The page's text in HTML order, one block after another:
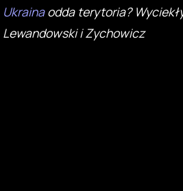
Ukrainaodda terytoria?
Lewandowski i Zychowicz